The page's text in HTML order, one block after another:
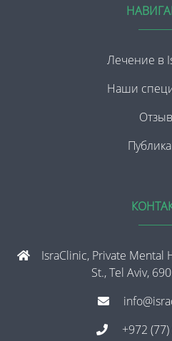
Лечение в
Наши
IsraClinic, Private Mental
St., Tel Aviv,
+972